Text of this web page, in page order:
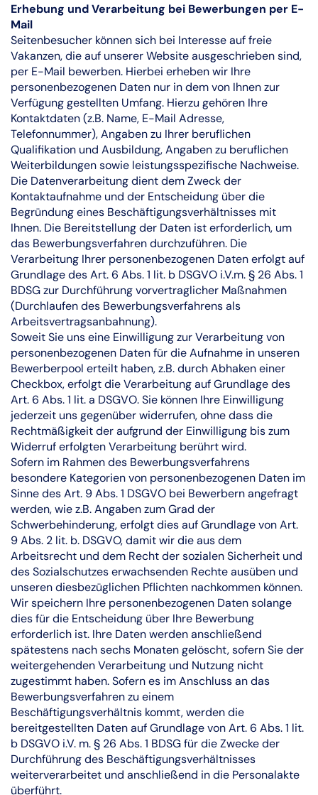
Erhebung und Verarbeitung bei Bewerbungen per E-
Mail
Seitenbesucher können sich bei Interesse auf freie
Vakanzen, die auf unserer Website ausgeschrieben sind,
per E-Mail bewerben. Hierbei erheben wir Ihre
personenbezogenen Daten nur in dem von Ihnen zur
Verfügung gestellten Umfang. Hierzu gehören Ihre
Kontaktdaten (z.B. Name, E-Mail Adresse,
Telefonnummer), Angaben zu Ihrer beruflichen
Qualifikation und Ausbildung, Angaben zu beruflichen
Weiterbildungen sowie leistungsspezifische Nachweise.
Die Datenverarbeitung dient dem Zweck der
Kontaktaufnahme und der Entscheidung über die
Begründung eines Beschäftigungsverhältnisses mit
Ihnen. Die Bereitstellung der Daten ist erforderlich, um
das Bewerbungsverfahren durchzuführen. Die
Verarbeitung Ihrer personenbezogenen Daten erfolgt auf
Grundlage des Art. 6 Abs. 1 lit. b DSGVO i.V.m. § 26 Abs. 1
BDSG zur Durchführung vorvertraglicher Maßnahmen
(Durchlaufen des Bewerbungsverfahrens als
Arbeitsvertragsanbahnung).
Soweit Sie uns eine Einwilligung zur Verarbeitung von
personenbezogenen Daten für die Aufnahme in unseren
Bewerberpool erteilt haben, z.B. durch Abhaken einer
Checkbox, erfolgt die Verarbeitung auf Grundlage des
Art. 6 Abs. 1 lit. a DSGVO. Sie können Ihre Einwilligung
jederzeit uns gegenüber widerrufen, ohne dass die
Rechtmäßigkeit der aufgrund der Einwilligung bis zum
Widerruf erfolgten Verarbeitung berührt wird.
Sofern im Rahmen des Bewerbungsverfahrens
besondere Kategorien von personenbezogenen Daten im
Sinne des Art. 9 Abs. 1 DSGVO bei Bewerbern angefragt
werden, wie z.B. Angaben zum Grad der
Schwerbehinderung, erfolgt dies auf Grundlage von Art.
9 Abs. 2 lit. b. DSGVO, damit wir die aus dem
Arbeitsrecht und dem Recht der sozialen Sicherheit und
des Sozialschutzes erwachsenden Rechte ausüben und
unseren diesbezüglichen Pflichten nachkommen können.
Wir speichern Ihre personenbezogenen Daten solange
dies für die Entscheidung über Ihre Bewerbung
erforderlich ist. Ihre Daten werden anschließend
spätestens nach sechs Monaten gelöscht, sofern Sie der
weitergehenden Verarbeitung und Nutzung nicht
zugestimmt haben. Sofern es im Anschluss an das
Bewerbungsverfahren zu einem
Beschäftigungsverhältnis kommt, werden die
bereitgestellten Daten auf Grundlage von Art. 6 Abs. 1 lit.
b DSGVO i.V. m. § 26 Abs. 1 BDSG für die Zwecke der
Durchführung des Beschäftigungsverhältnisses
weiterverarbeitet und anschließend in die Personalakte
überführt.